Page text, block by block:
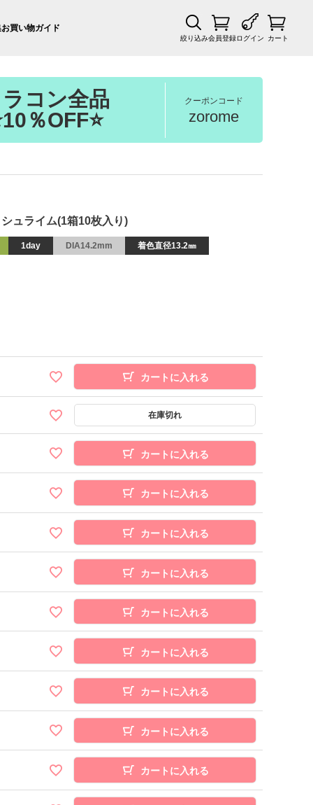
お買い物ガイド
絞り込み会員登録ログイン カート
コン全品
％OFF⭐
クーポンコード
zorome
ュライム(1箱10枚入り)
1day DIA14.2mm 着色直径13.2㎜
カートに入れる
カートに入れる
カートに入れる
カートに入れる
カートに入れる
カートに入れる
カートに入れる
カートに入れる
カートに入れる
カートに入れる